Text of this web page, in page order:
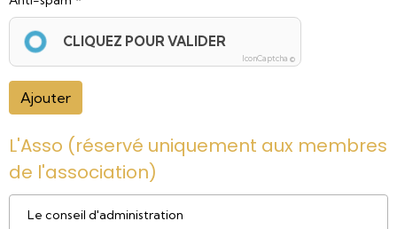
CLIQUEZ POUR VALIDER
IconCaptcha ©
Ajouter
L'Asso (réservé uniquement aux membres
de l'association)
Le conseil d'administration